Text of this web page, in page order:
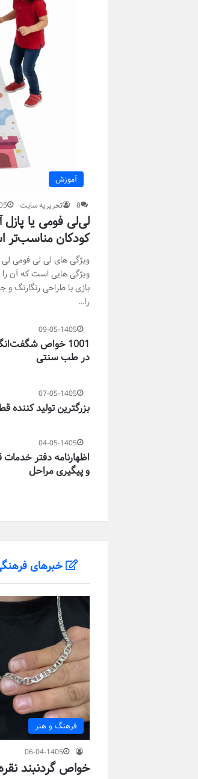
آموزش
تحریریه سایت 8
لی‌لی فومی یا
کودکان مناسب‌تر
ویژگی های لی لی فومی لی
ویژگی هایی است که آن را
بازی با طراحی رنگارنگ
را…
09-05-1405
1001 خواص
در طب سنتی
07-05-1405
بزرگترین تولید
04-05-1405
اظهارنامه دفتر
و پیگیری مراحل
خبرهای
فرهنگ و هنر
06-04-1405
خواص گردنبند